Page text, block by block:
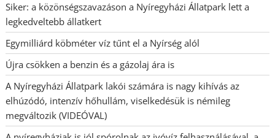
Siker: a közönségszavazáson a Nyíregyházi Állatpark lett a
legkedveltebb állatkert
Egymilliárd köbméter víz tűnt el a Nyírség alól
Újra csökken a benzin és a gázolaj ára is
A Nyíregyházi Állatpark lakói számára is nagy kihívás az
elhúzódó, intenzív hőhullám, viselkedésük is némileg
megváltozik (VIDEÓVAL)